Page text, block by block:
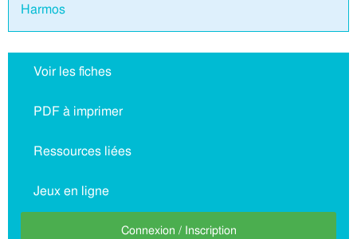
Harmos
Voir les fiches
PDF à imprimer
Ressources liées
Jeux en ligne
Connexion / Inscription